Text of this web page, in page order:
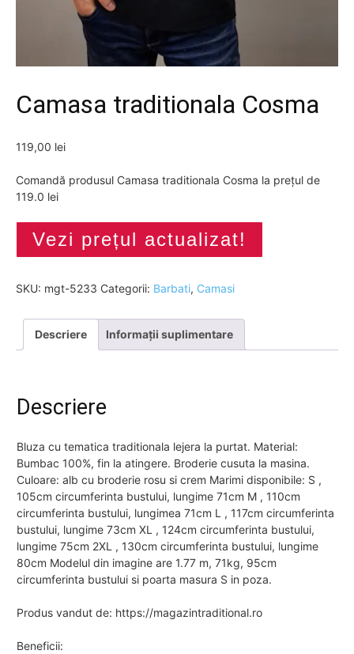
Camasa traditionala Cosma
119,00 lei
Comandă produsul Camasa traditionala Cosma la prețul de
119.0 lei
Vezi prețul actualizat!
SKU: mgt-5233 Categorii: Barbati, Camasi
Descriere Informații suplimentare
Descriere
Bluza cu tematica traditionala lejera la purtat. Material:
Bumbac 100%, fin la atingere. Broderie cusuta la masina.
Culoare: alb cu broderie rosu si crem Marimi disponibile: S ,
105cm circumferinta bustului, lungime 71cm M , 110cm
circumferinta bustului, lungimea 71cm L , 117cm circumferinta
bustului, lungime 73cm XL , 124cm circumferinta bustului,
lungime 75cm 2XL , 130cm circumferinta bustului, lungime
80cm Modelul din imagine are 1.77 m, 71kg, 95cm
circumferinta bustului si poarta masura S in poza.
Produs vandut de: https://magazintraditional.ro
Beneficii: